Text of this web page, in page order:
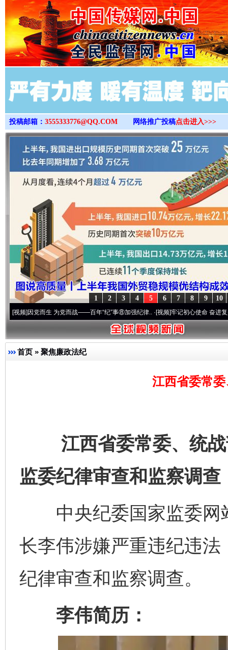
>
投稿邮箱： 3555333776@QQ.COM 网络推广投稿点击进入>>>
10
9
8
7
6
5
4
3
2
1
党而生 为党而战——百年“纪”事⑧加强纪律..·[视频]牢记初心使命 奋进复兴征程丨“
首页 » 聚焦廉政法纪
江西省委常
江西省委常委、统战
监委纪律审查和监察调查
中央纪委国家监委网
长李伟涉嫌严重违纪违
纪律审查和监察调查。
李伟简历：